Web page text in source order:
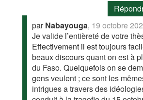
parNabayouga, 19 octobre
Je valide l’entièreté de votre
Effectivement il est toujours
beaux discours quant on est à
du Faso. Quelquefois on se
gens veulent ; ce sont les
intrigues a travers des